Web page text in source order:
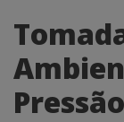
Pressão